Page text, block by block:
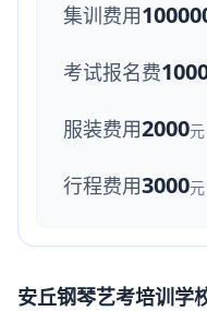
集训费用
考试报名费
服装费用2000元
行程费用3000元
安丘钢琴艺考培训学